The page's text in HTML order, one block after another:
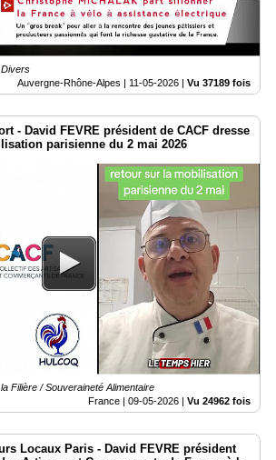
Auvergne-Rhône-Alpes | 11-05-2026 Vu 37189 fois
- David FEVRE président de CACF dresse
parisienne du 2 mai 2026
Filière / Souveraineté Alimentaire
France | 09-05-2026 | Vu 24962 fois
Locaux Paris - David FEVRE président